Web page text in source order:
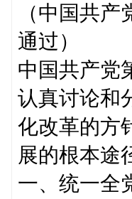
（中国共
通过）
中国共产党
认真讨论和
化改革的方
展的根本途
一、统一全